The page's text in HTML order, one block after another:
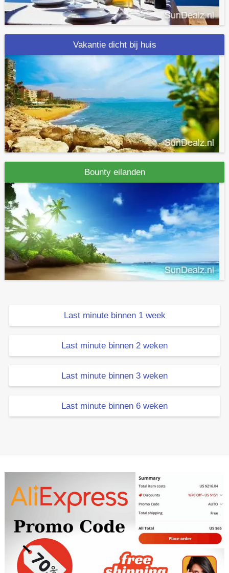
Vakantie dicht bij huis
Bounty eilanden
Last minute binnen 1 week
Last minute binnen 2 weken
Last minute binnen 3 weken
Last minute binnen 6 weken